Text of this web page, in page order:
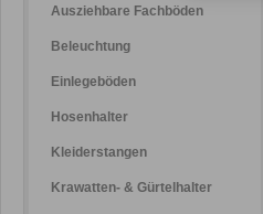
Ausziehbare Fachböden
Beleuchtung
Einlegeböden
Hosenhalter
Kleiderstangen
Krawatten- & Gürtelhalter